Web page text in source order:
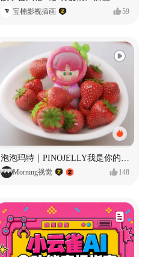
宝楠影视插画 59
Morning视觉 148